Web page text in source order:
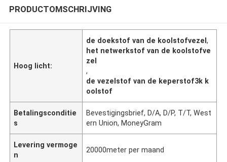
PRODUCTOMSCHRIJVING
Hoog licht:
de doekstof van de koolstofvezel,
het netwerkstof van de koolstofve
zel
,
de vezelstof van de keperstof3k k
oolstof
Betalingsconditie
s
Bevestigingsbrief, D/A, D/P, T/T, West
ern Union, MoneyGram
Levering vermoge
n
20000meter per maand